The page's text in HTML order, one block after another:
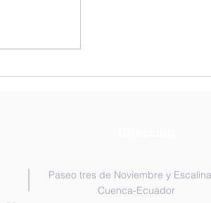
Paseo tres de Noviembre y
Cuenca-Ecuador